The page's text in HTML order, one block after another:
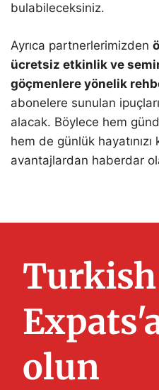
bulabileceksiniz.
Ayrıca partnerlerimizden
ücretsiz etkinlik ve
göçmenlere yönelik
abonelere sunulan
alacak. Böylece hem
hem de günlük hayatınızı
avantajlardan haberdar
Turkish
olun